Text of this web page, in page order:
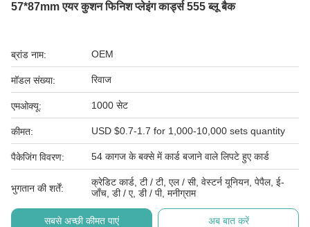
57*87mm एयर कुशन फिनिश प्लेइंग कार्ड्स 555 ब्लू बैक
ब्रांड नाम: OEM
मॉडल संख्या: रिवाज
एमओक्यू: 1000 सेट
कीमत: USD $0.7-1.7 for 1,000-10,000 sets quantity
पैकेजिंग विवरण: 54 कागज के बक्से में कार्ड बजाने वाले लिपटे हुए कार्ड
भुगतान की शर्तें:
क्रेडिट कार्ड, टी / टी, एल / सी, वेस्टर्न यूनियन, पेपैल, ई-
जाँच, डी / ए, डी / पी, मनीग्राम
सबसे अच्छी कीमत पाएं अब बात करें